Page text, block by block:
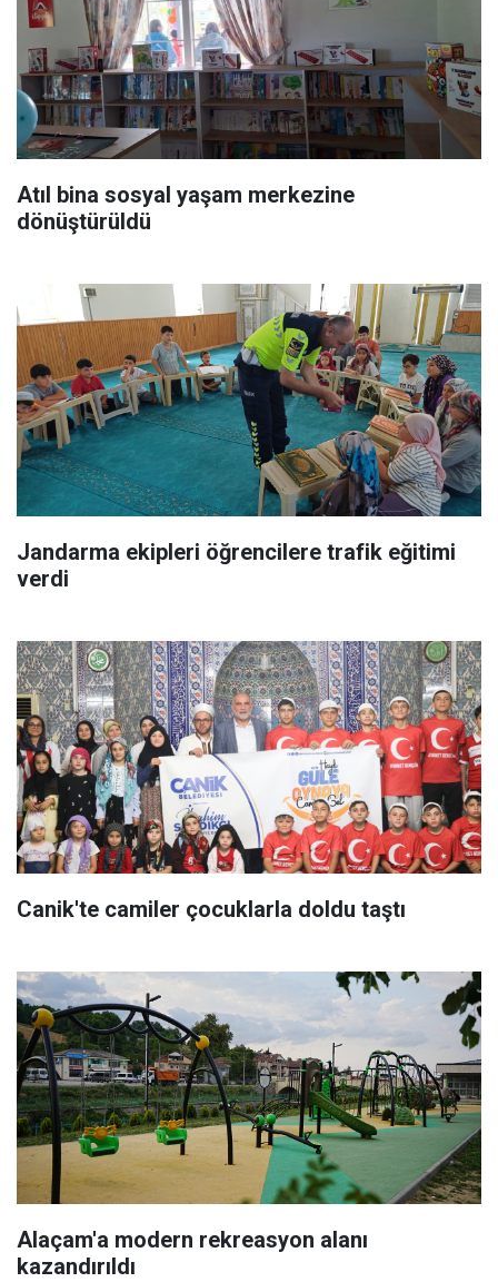
Atıl bina sosyal yaşam merkezine
dönüştürüldü
Jandarma ekipleri öğrencilere trafik eğitimi
verdi
Canik'te camiler çocuklarla doldu taştı
Alaçam'a modern rekreasyon alanı
kazandırıldı